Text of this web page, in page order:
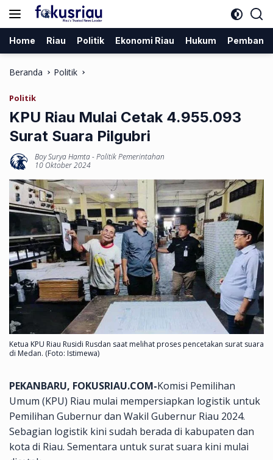
Langsung
Home Riau Politik Ekonomi Riau Hukum
Beranda Politik
Politik
KPU Riau Mulai Cetak 4.955.093
Surat Suara Pilgubri
Boy Surya Hamta-Politik Pemerintahan
10 Oktober 2024
Ketua KPU Riau Rusidi Rusdan saat melihat proses pencetakan surat suara
di Medan. (Foto: Istimewa)
PEKANBARU, FOKUSRIAU.COM-Komisi Pemilihan
Umum (KPU) Riau mulai mempersiapkan logistik untuk
Pemilihan Gubernur dan Wakil Gubernur Riau 2024.
Sebagian logistik kini sudah berada di kabupaten dan
kota di Riau. Sementara untuk surat suara kini mulai